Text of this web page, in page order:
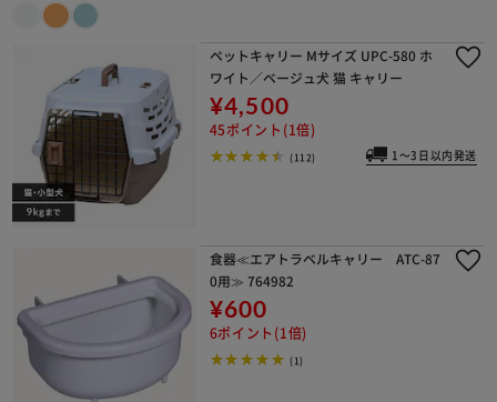
ペットキャリー Mサイズ UPC-580 ホ
ワイト／ベージュ犬 猫 キャリー
¥4,500
45ポイント(1倍)
(112) 1～3日以内発送
食器≪エアトラベルキャリー ATC-87
0用≫ 764982
¥600
6ポイント(1倍)
(1)